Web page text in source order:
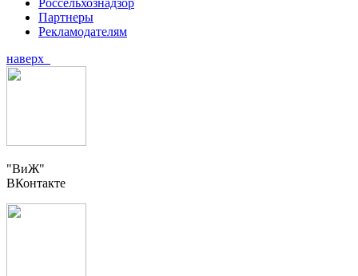
Россельхознадзор
Партнеры
Рекламодателям
наверх
"ВиЖ"
ВКонтакте